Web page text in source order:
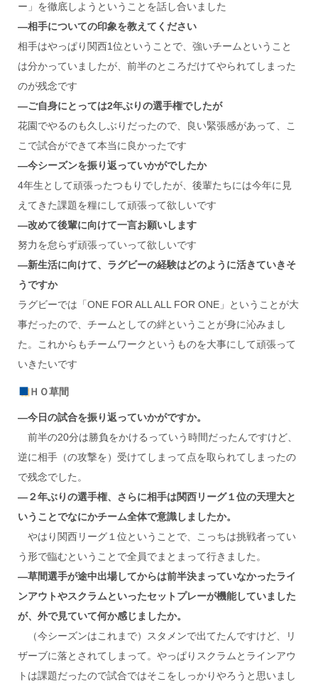
ー」を徹底しようということを話し合いました
―相手についての印象を教えてください
相手はやっぱり関西1位ということで、強いチームということ
は分かっていましたが、前半のところだけてやられてしまった
のが残念です
―ご自身にとっては2年ぶりの選手権でしたが
花園でやるのも久しぶりだったので、良い緊張感があって、こ
こで試合ができて本当に良かったです
―今シーズンを振り返っていかがでしたか
4年生として頑張ったつもりでしたが、後輩たちには今年に見
えてきた課題を糧にして頑張って欲しいです
―改めて後輩に向けて一言お願いします
努力を怠らず頑張っていって欲しいです
―新生活に向けて、ラグビーの経験はどのように活きていきそ
うですか
ラグビーでは「ONE FOR ALL ALL FOR ONE」ということが大
事だったので、チームとしての絆ということが身に沁みまし
た。これからもチームワークというものを大事にして頑張って
いきたいです
ＨＯ草間
―今日の試合を振り返っていかがですか。
前半の20分は勝負をかけるっていう時間だったんですけど、
逆に相手（の攻撃を）受けてしまって点を取られてしまったの
で残念でした。
―２年ぶりの選手権、さらに相手は関西リーグ１位の天理大と
いうことでなにかチーム全体で意識しましたか。
やはり関西リーグ１位ということで、こっちは挑戦者ってい
う形で臨むということで全員でまとまって行きました。
―草間選手が途中出場してからは前半決まっていなかったライ
ンアウトやスクラムといったセットプレーが機能していました
が、外で見ていて何か感じましたか。
（今シーズンはこれまで）スタメンで出てたんですけど、リ
ザーブに落とされてしまって。やっぱりスクラムとラインアウ
トは課題だったので試合ではそこをしっかりやろうと思いまし